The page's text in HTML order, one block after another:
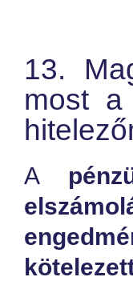
13.
most
A